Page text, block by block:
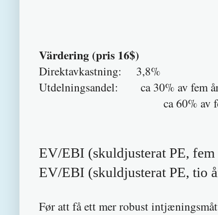
Värdering (pris 16$)
Direktavkastning: 3,8%
Utdelningsandel: ca 30% av fem
ca 60% av fem års
EV/EBI (skuldjusterat PE,
EV/EBI (skuldjusterat PE,
Før att få ett mer robust